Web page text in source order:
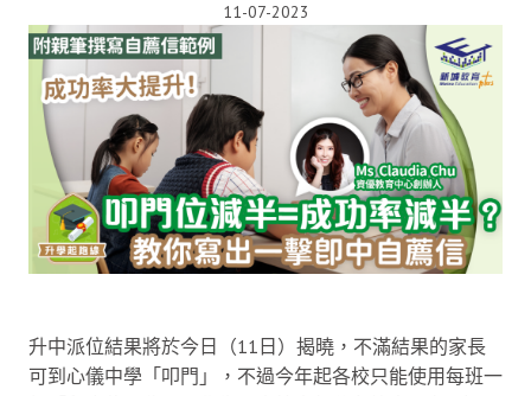
11-07-2023
升中派位結果將於今日（11日）揭曉，不滿結果的家長
可到心儀中學「叩門」，不過今年起各校只能使用每班一